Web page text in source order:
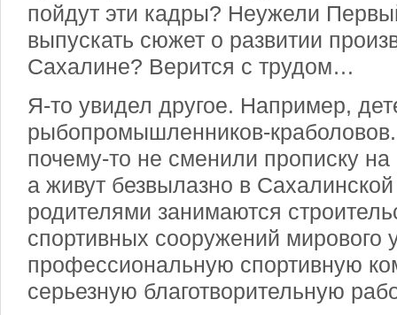
пойдут эти кадры? Неужели
выпускать сюжет о развитии
Сахалине? Верится с трудом…
Я-то увидел другое. Например,
рыбопромышленников-
почему-то не сменили прописку
а живут безвылазно в
родителями занимаются
спортивных сооружений мирового
профессиональную спортивную
серьезную благотворительную